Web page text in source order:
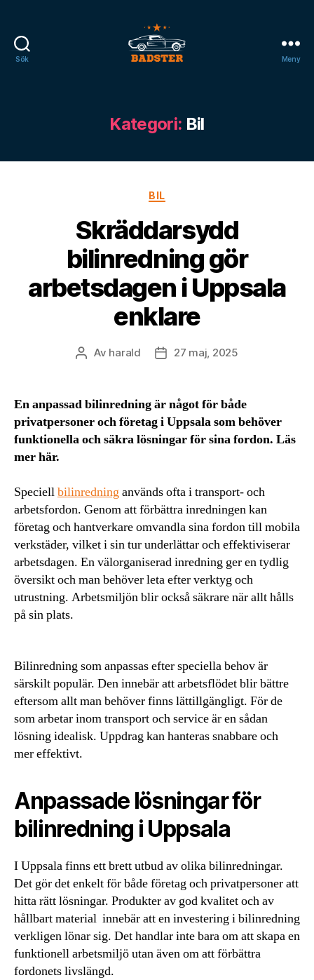
Sök Meny
Kategori: Bil
Kategorier
BIL
Skräddarsydd
bilinredning gör
arbetsdagen i Uppsala
enklare
Inläggsförfattare
Av harald Inläggsdatum
27 maj, 2025
En anpassad bilinredning är något för både
privatpersoner och företag i Uppsala som behöver
funktionella och säkra lösningar för sina fordon. Läs
mer här.
Speciellbilinredninganvänds ofta i transport- och
arbetsfordon. Genom att förbättra inredningen kan
företag och hantverkare omvandla sina fordon till mobila
verkstäder, vilket i sin tur underlättar och effektiviserar
arbetsdagen. En välorganiserad inredning ger en tydlig
översikt och man behöver leta efter verktyg och
utrustning. Arbetsmiljön blir också säkrare när allt hålls
på sin plats.
Bilinredning som anpassas efter speciella behov är
särskilt populär. Den innebär att arbetsflödet blir bättre
eftersom allt man behöver finns lättillgängligt. För de
som arbetar inom transport och service är en sådan
lösning idealisk. Uppdrag kan hanteras snabbare och
mer effektivt.
Anpassade lösningar för
bilinredning i Uppsala
I Uppsala finns ett brett utbud av olika bilinredningar.
Det gör det enkelt för både företag och privatpersoner att
hitta rätt lösningar. Produkter av god kvalitet och av
hållbart material innebär att en investering i bilinredning
verkligen lönar sig. Det handlar inte bara om att skapa en
funktionell arbetsmiljö utan även om att förbättra
fordonets livslängd.